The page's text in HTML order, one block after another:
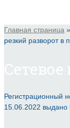
Главная страница »
резкий разворот в
15.06.2022 выдано